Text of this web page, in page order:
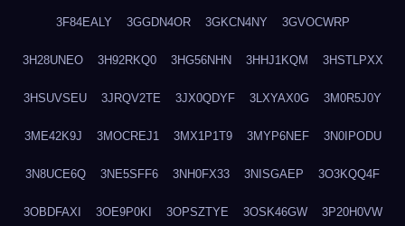
3F84EALY 3GGDN4OR 3GKCN4NY 3GVOCWRP
3H28UNEO 3H92RKQ0 3HG56NHN 3HHJ1KQM 3HSTLPXX
3HSUVSEU 3JRQV2TE 3JX0QDYF 3LXYAX0G 3M0R5J0Y
3ME42K9J 3MOCREJ1 3MX1P1T9 3MYP6NEF 3N0IPODU
3N8UCE6Q 3NE5SFF6 3NH0FX33 3NISGAEP 3O3KQQ4F
3OBDFAXI 3OE9P0KI 3OPSZTYE 3OSK46GW 3P20H0VW